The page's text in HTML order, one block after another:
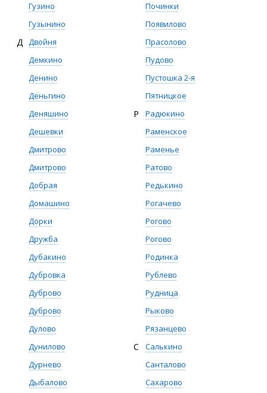
Гузино
Гузынино
Д Двойня
Демкино
Денино
Деньгино
Деняшино
Дешевки
Дмитрово
Дмитрово
Добрая
Домашино
Дорки
Дружба
Дубакино
Дубровка
Дуброво
Дуброво
Дулово
Дунилово
Дурнево
Дыбалово
Починки
Появилово
Прасолово
Пудово
Пустошка 2-я
Пятницкое
Р
Радюкино
Раменское
Раменье
Ратово
Редькино
Рогачево
Рогово
Рогово
Родинка
Рублево
Рудница
Рыково
Рязанцево
С
Салькино
Санталово
Сахарово